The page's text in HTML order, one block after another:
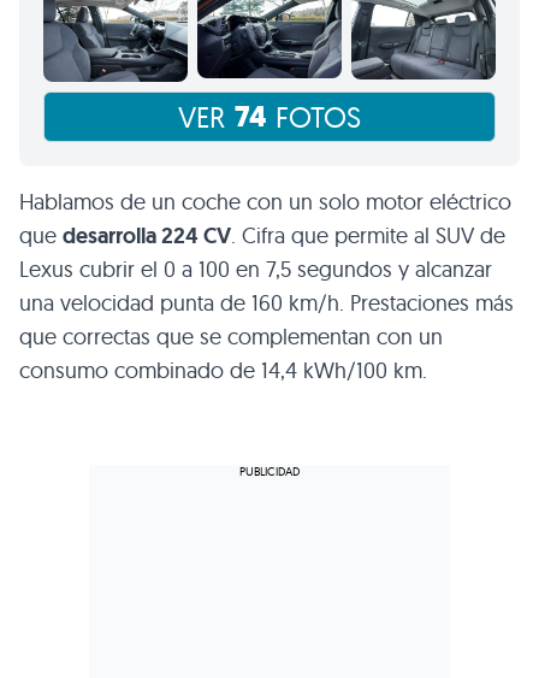
VER 74 FOTOS
Hablamos de un coche con un solo motor eléctrico
que desarrolla 224 CV. Cifra que permite al SUV de
Lexus cubrir el 0 a 100 en 7,5 segundos y alcanzar
una velocidad punta de 160 km/h. Prestaciones más
que correctas que se complementan con un
consumo combinado de 14,4 kWh/100 km.